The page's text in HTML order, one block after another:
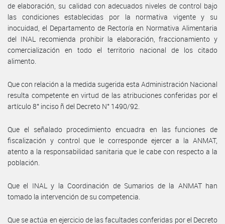
de elaboración, su calidad con adecuados niveles de control bajo
las condiciones establecidas por la normativa vigente y su
inocuidad, el Departamento de Rectoría en Normativa Alimentaria
del INAL recomienda prohibir la elaboración, fraccionamiento y
comercialización en todo el territorio nacional de los citado
alimento.
Que con relación a la medida sugerida esta Administración Nacional
resulta competente en virtud de las atribuciones conferidas por el
artículo 8° inciso ñ del Decreto N° 1490/92.
Que el señalado procedimiento encuadra en las funciones de
fiscalización y control que le corresponde ejercer a la ANMAT,
atento a la responsabilidad sanitaria que le cabe con respecto a la
población.
Que el INAL y la Coordinación de Sumarios de la ANMAT han
tomado la intervención de su competencia.
Que se actúa en ejercicio de las facultades conferidas por el Decreto